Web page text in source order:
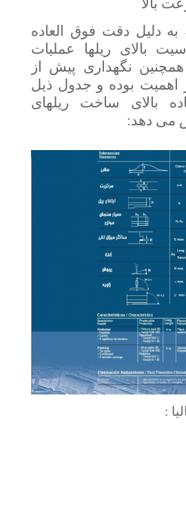
بالا
دلیل دقت فوق العاده
بالای ریلها عملیات
نگهداری پیش از
اهمیت بوده و جدول ذیل
بالای ساخت ریلهای
می دهد:
: